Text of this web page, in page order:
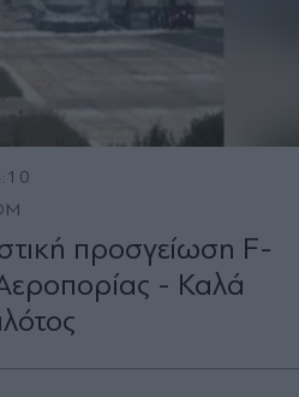
προσγείωση F-
- Καλά